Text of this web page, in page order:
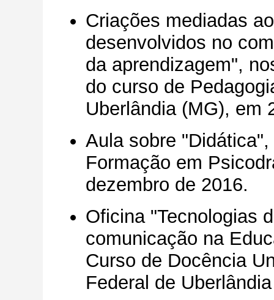
Criações mediadas
desenvolvidos no
da aprendizagem",
do curso de
Uberlândia (MG), em
Aula sobre "Didática",
Formação em
dezembro de 2016.
Oficina "Tecnologias
comunicação na
Curso de Docência
Federal de